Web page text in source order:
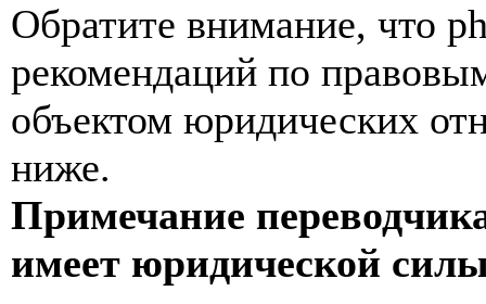
Обратите внимание, что
рекомендаций по
объектом юридических
ниже.
Примечание
имеет юридической